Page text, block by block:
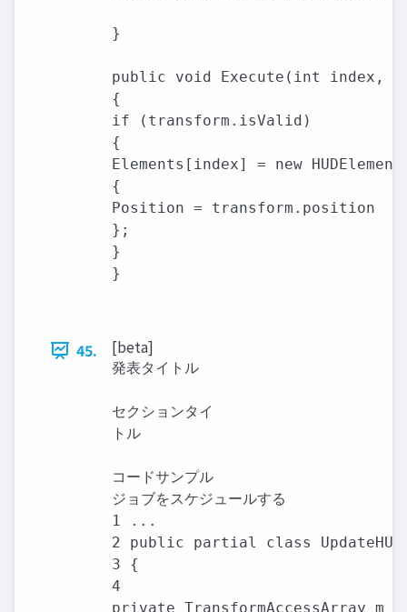
}
public void Execute(int index,
{
if (transform.isValid)
{
Elements[index] = new HUDElement
{
Position = transform.position
};
}
}
45. [beta]
発表タイトル
セクションタイ
トル
コードサンプル
ジョブをスケジュールする
1 ...
2 public partial class
3 {
4
private TransformAccessArray